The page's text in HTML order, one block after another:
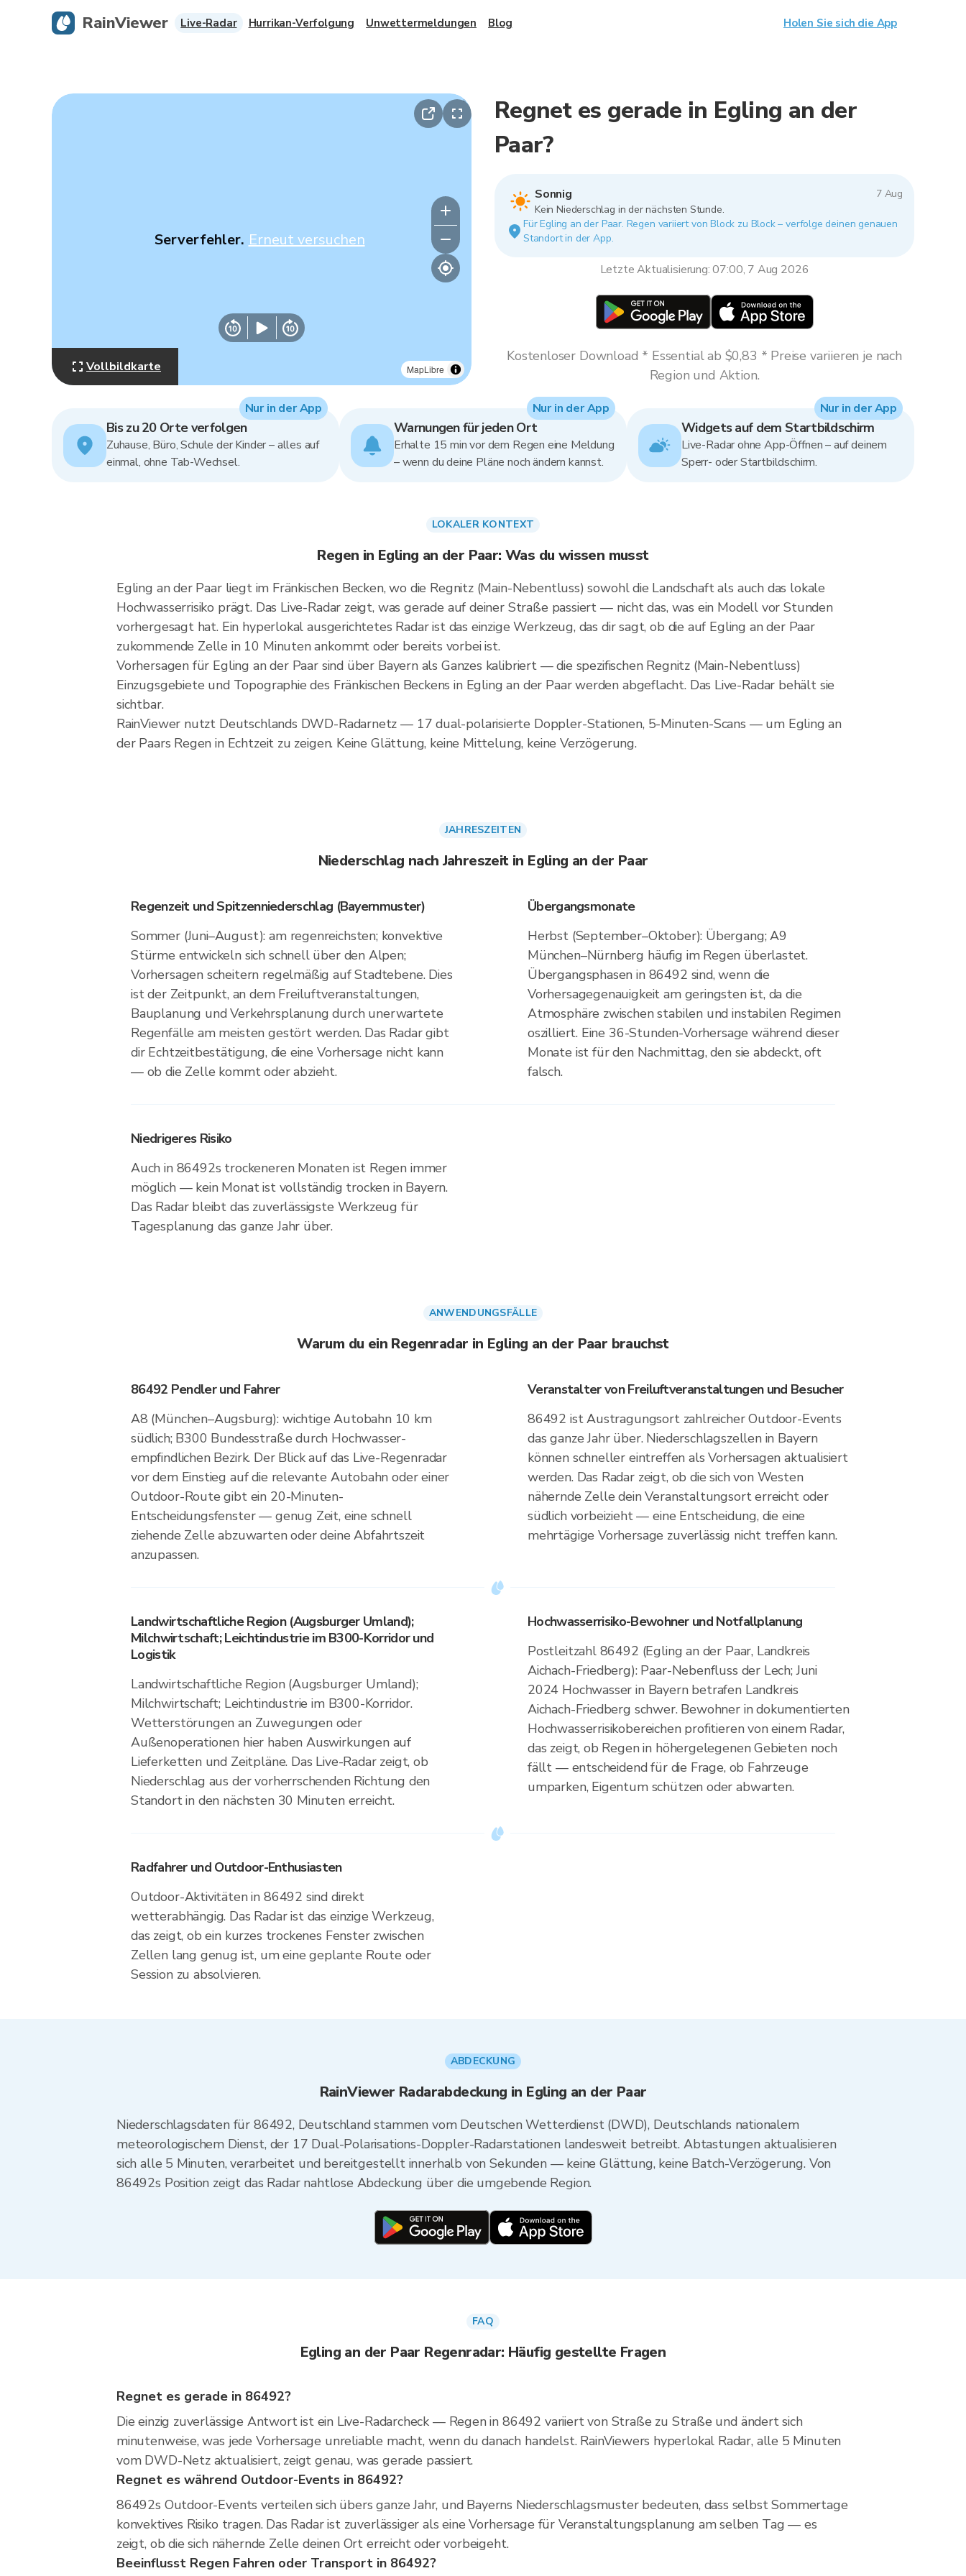
MapLibre
Serverfehler. Erneut versuchen
Vollbildkarte
Regnet es gerade in Egling an der
Paar?
Sonnig
7 Aug
Kein Niederschlag in der nächsten Stunde.
Für Egling an der Paar. Regen variiert von Block zu Block – verfolge deinen genauen
Standort in der App.
Letzte Aktualisierung: 07:00, 7 Aug 2026
Kostenloser Download * Essential ab $0,83 * Preise variieren je nach
Region und Aktion.
Bis zu 20 Orte verfolgen
Zuhause, Büro, Schule der Kinder – alles auf
einmal, ohne Tab-Wechsel.
Nur in der App
Warnungen für jeden Ort
Erhalte 15 min vor dem Regen eine Meldung
– wenn du deine Pläne noch ändern kannst.
Nur in der App
Widgets auf dem Startbildschirm
Live-Radar ohne App-Öffnen – auf deinem
Sperr- oder Startbildschirm.
Nur in der App
LOKALER KONTEXT
Regen in Egling an der Paar: Was du wissen musst
Egling an der Paar liegt im Fränkischen Becken, wo die Regnitz (Main-Nebentluss) sowohl die Landschaft als auch das lokale
Hochwasserrisiko prägt. Das Live-Radar zeigt, was gerade auf deiner Straße passiert — nicht das, was ein Modell vor Stunden
vorhergesagt hat. Ein hyperlokal ausgerichtetes Radar ist das einzige Werkzeug, das dir sagt, ob die auf Egling an der Paar
zukommende Zelle in 10 Minuten ankommt oder bereits vorbei ist.
Vorhersagen für Egling an der Paar sind über Bayern als Ganzes kalibriert — die spezifischen Regnitz (Main-Nebentluss)
Einzugsgebiete und Topographie des Fränkischen Beckens in Egling an der Paar werden abgeflacht. Das Live-Radar behält sie
sichtbar.
RainViewer nutzt Deutschlands DWD-Radarnetz — 17 dual-polarisierte Doppler-Stationen, 5-Minuten-Scans — um Egling an
der Paars Regen in Echtzeit zu zeigen. Keine Glättung, keine Mittelung, keine Verzögerung.
JAHRESZEITEN
Niederschlag nach Jahreszeit in Egling an der Paar
Regenzeit und Spitzenniederschlag (Bayernmuster)
Sommer (Juni–August): am regenreichsten; konvektive
Stürme entwickeln sich schnell über den Alpen;
Vorhersagen scheitern regelmäßig auf Stadtebene. Dies
ist der Zeitpunkt, an dem Freiluftveranstaltungen,
Bauplanung und Verkehrsplanung durch unerwartete
Regenfälle am meisten gestört werden. Das Radar gibt
dir Echtzeitbestätigung, die eine Vorhersage nicht kann
— ob die Zelle kommt oder abzieht.
Übergangsmonate
Herbst (September–Oktober): Übergang; A9
München–Nürnberg häufig im Regen überlastet.
Übergangsphasen in 86492 sind, wenn die
Vorhersagegenauigkeit am geringsten ist, da die
Atmosphäre zwischen stabilen und instabilen Regimen
oszilliert. Eine 36-Stunden-Vorhersage während dieser
Monate ist für den Nachmittag, den sie abdeckt, oft
falsch.
Niedrigeres Risiko
Auch in 86492s trockeneren Monaten ist Regen immer
möglich — kein Monat ist vollständig trocken in Bayern.
Das Radar bleibt das zuverlässigste Werkzeug für
Tagesplanung das ganze Jahr über.
ANWENDUNGSFÄLLE
Warum du ein Regenradar in Egling an der Paar brauchst
86492 Pendler und Fahrer
A8 (München–Augsburg): wichtige Autobahn 10 km
südlich; B300 Bundesstraße durch Hochwasser-
empfindlichen Bezirk. Der Blick auf das Live-Regenradar
vor dem Einstieg auf die relevante Autobahn oder einer
Outdoor-Route gibt ein 20-Minuten-
Entscheidungsfenster — genug Zeit, eine schnell
ziehende Zelle abzuwarten oder deine Abfahrtszeit
anzupassen.
Veranstalter von Freiluftveranstaltungen und Besucher
86492 ist Austragungsort zahlreicher Outdoor-Events
das ganze Jahr über. Niederschlagszellen in Bayern
können schneller eintreffen als Vorhersagen aktualisiert
werden. Das Radar zeigt, ob die sich von Westen
nähernde Zelle dein Veranstaltungsort erreicht oder
südlich vorbeizieht — eine Entscheidung, die eine
mehrtägige Vorhersage zuverlässig nicht treffen kann.
Landwirtschaftliche Region (Augsburger Umland);
Milchwirtschaft; Leichtindustrie im B300-Korridor und
Logistik
Landwirtschaftliche Region (Augsburger Umland);
Milchwirtschaft; Leichtindustrie im B300-Korridor.
Wetterstörungen an Zuwegungen oder
Außenoperationen hier haben Auswirkungen auf
Lieferketten und Zeitpläne. Das Live-Radar zeigt, ob
Niederschlag aus der vorherrschenden Richtung den
Standort in den nächsten 30 Minuten erreicht.
Hochwasserrisiko-Bewohner und Notfallplanung
Postleitzahl 86492 (Egling an der Paar, Landkreis
Aichach-Friedberg): Paar-Nebenfluss der Lech; Juni
2024 Hochwasser in Bayern betrafen Landkreis
Aichach-Friedberg schwer. Bewohner in dokumentierten
Hochwasserrisikobereichen profitieren von einem Radar,
das zeigt, ob Regen in höhergelegenen Gebieten noch
fällt — entscheidend für die Frage, ob Fahrzeuge
umparken, Eigentum schützen oder abwarten.
Radfahrer und Outdoor-Enthusiasten
Outdoor-Aktivitäten in 86492 sind direkt
wetterabhängig. Das Radar ist das einzige Werkzeug,
das zeigt, ob ein kurzes trockenes Fenster zwischen
Zellen lang genug ist, um eine geplante Route oder
Session zu absolvieren.
ABDECKUNG
RainViewer Radarabdeckung in Egling an der Paar
Niederschlagsdaten für 86492, Deutschland stammen vom Deutschen Wetterdienst (DWD), Deutschlands nationalem
meteorologischem Dienst, der 17 Dual-Polarisations-Doppler-Radarstationen landesweit betreibt. Abtastungen aktualisieren
sich alle 5 Minuten, verarbeitet und bereitgestellt innerhalb von Sekunden — keine Glättung, keine Batch-Verzögerung. Von
86492s Position zeigt das Radar nahtlose Abdeckung über die umgebende Region.
FAQ
Egling an der Paar Regenradar: Häufig gestellte Fragen
Regnet es gerade in 86492?
Die einzig zuverlässige Antwort ist ein Live-Radarcheck — Regen in 86492 variiert von Straße zu Straße und ändert sich
minutenweise, was jede Vorhersage unreliable macht, wenn du danach handelst. RainViewers hyperlokal Radar, alle 5 Minuten
vom DWD-Netz aktualisiert, zeigt genau, was gerade passiert.
Regnet es während Outdoor-Events in 86492?
86492s Outdoor-Events verteilen sich übers ganze Jahr, und Bayerns Niederschlagsmuster bedeuten, dass selbst Sommertage
konvektives Risiko tragen. Das Radar ist zuverlässiger als eine Vorhersage für Veranstaltungsplanung am selben Tag — es
zeigt, ob die sich nähernde Zelle deinen Ort erreicht oder vorbeigeht.
Beeinflusst Regen Fahren oder Transport in 86492?
RainViewer Live-Radar Hurrikan-Verfolgung Unwettermeldungen Blog Holen Sie sich die App